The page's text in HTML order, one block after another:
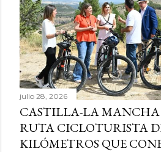
julio 28, 2026
CASTILLA-LA
RUTA CICLOTURISTA
KILÓMETROS QUE